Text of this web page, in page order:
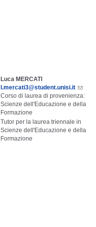
Luca MERCATI
l.mercati3@student.unisi.it
Corso di laurea di provenienza:
Scienze dell'Educazione e della
Formazione
Tutor per la laurea triennale in
Scienze dell'Educazione e della
Formazione